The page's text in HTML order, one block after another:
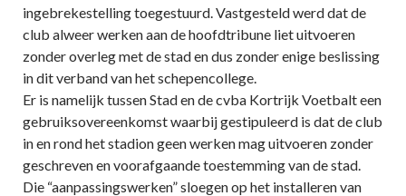
ingebrekestelling toegestuurd. Vastgesteld werd dat de
club alweer werken aan de hoofdtribune liet uitvoeren
zonder overleg met de stad en dus zonder enige beslissing
in dit verband van het schepencollege.
Er is namelijk tussen Stad en de cvba Kortrijk Voetbalt een
gebruiksovereenkomst waarbij gestipuleerd is dat de club
in en rond het stadion geen werken mag uitvoeren zonder
geschreven en voorafgaande toestemming van de stad.
Die “aanpassingswerken” sloegen op het installeren van